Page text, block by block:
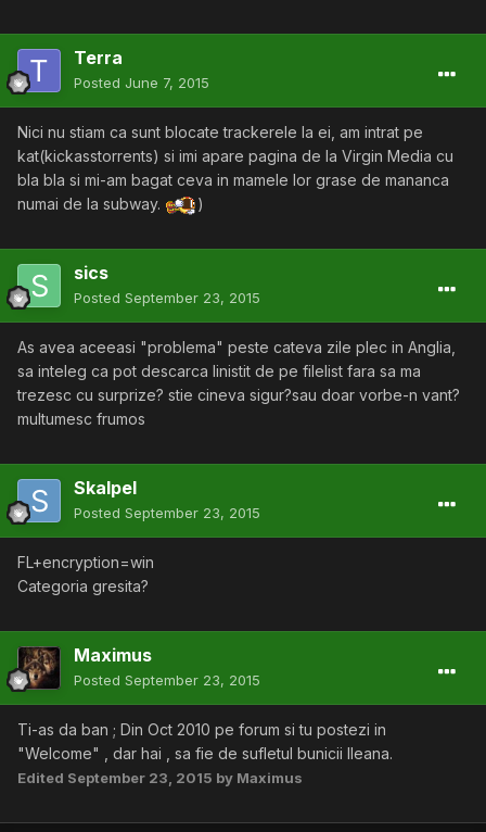
Terra
Posted June 7, 2015
Nici nu stiam ca sunt blocate trackerele la ei, am intrat pe
kat(kickasstorrents) si imi apare pagina de la Virgin Media cu
bla bla si mi-am bagat ceva in mamele lor grase de mananca
numai de la subway.
)
sics
Posted September 23, 2015
As avea aceeasi "problema" peste cateva zile plec in Anglia,
sa inteleg ca pot descarca linistit de pe filelist fara sa ma
trezesc cu surprize? stie cineva sigur?sau doar vorbe-n vant?
multumesc frumos
Skalpel
Posted September 23, 2015
FL+encryption=win
Categoria gresita?
Maximus
Posted September 23, 2015
Ti-as da ban ; Din Oct 2010 pe forum si tu postezi in
"Welcome" , dar hai , sa fie de sufletul bunicii Ileana.
Edited September 23, 2015 by Maximus